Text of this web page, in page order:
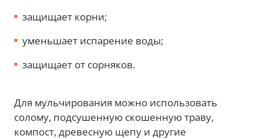
защищает корни;
уменьшает испарение воды;
защищает от сорняков.
Для мульчирования можно использовать
солому, подсушенную скошенную траву,
компост, древесную щепу и другие